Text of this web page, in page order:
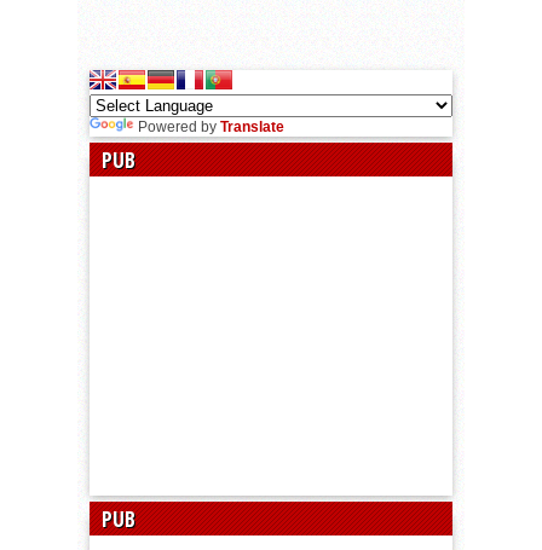
Powered by Translate
PUB
PUB